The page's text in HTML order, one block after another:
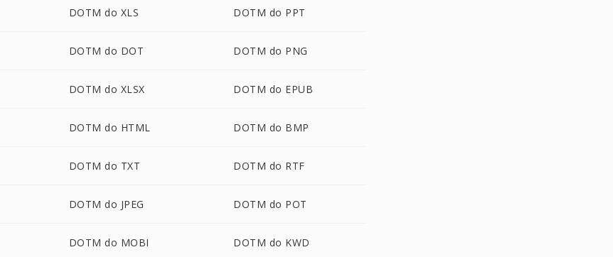
DOTM do XLS DOTM do PPT
DOTM do DOT DOTM do PNG
DOTM do XLSX DOTM do EPUB
DOTM do HTML DOTM do BMP
DOTM do TXT DOTM do RTF
DOTM do JPEG DOTM do POT
DOTM do MOBI DOTM do KWD